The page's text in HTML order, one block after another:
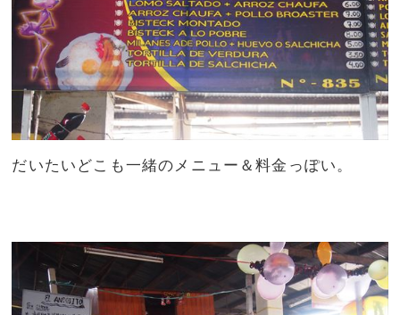
だいたいどこも一緒のメニュー＆料金っぽい。